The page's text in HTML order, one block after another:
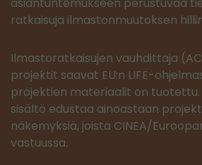
ratkaisuja ilmastonmuutoksen
Ilmastoratkaisujen vauhdittaja
projektit saavat EU:n LIFE-
projektien materiaalit on
sisältö edustaa ainoastaan
näkemyksiä, joista CINEA/
vastuussa.